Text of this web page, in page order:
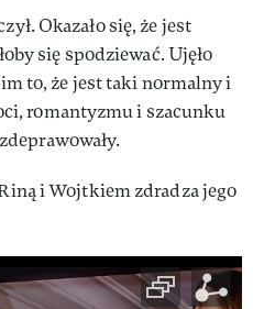
Okazało się, że jest
się spodziewać. Ujęło
to, że jest taki normalny i
romantyzmu i szacunku
i Wojtkiem zdradza jego